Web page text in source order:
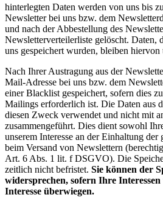
hinterlegten Daten werden von uns bis
Newsletter bei uns bzw. dem
und nach der Abbestellung des
Newsletterverteilerliste gelöscht. Daten,
uns gespeichert wurden, bleiben hiervon
Nach Ihrer Austragung aus der
Mail-Adresse bei uns bzw. dem
einer Blacklist gespeichert, sofern dies
Mailings erforderlich ist. Die Daten aus
diesen Zweck verwendet und nicht mit
zusammengeführt. Dies dient sowohl
unserem Interesse an der Einhaltung der
beim Versand von Newslettern
Art. 6 Abs. 1 lit. f DSGVO). Die
zeitlich nicht befristet. Sie können der
widersprechen, sofern Ihre Interessen
Interesse überwiegen.